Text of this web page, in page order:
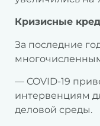
Кризисные
За последние
— COVID-19
интервенциям
деловой среды.